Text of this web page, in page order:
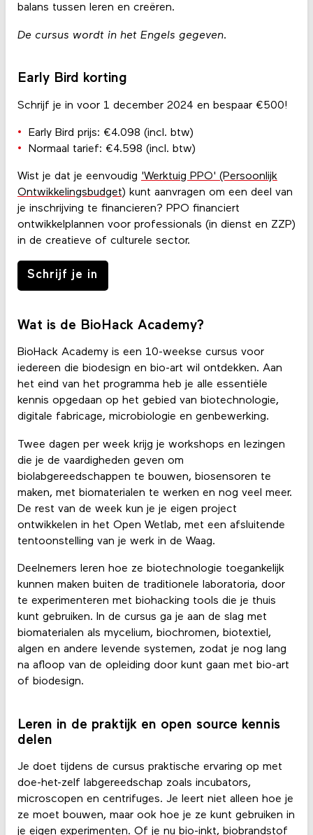
balans tussen leren en creëren.
De cursus wordt in het Engels gegeven.
Early Bird korting
Schrijf je in voor 1 december 2024 en bespaar €500!
Early Bird prijs: €4.098 (incl. btw)
Normaal tarief: €4.598 (incl. btw)
Wist je dat je eenvoudig 'Werktuig PPO' (Persoonlijk
Ontwikkelingsbudget) kunt aanvragen om een deel van
je inschrijving te financieren? PPO financiert
ontwikkelplannen voor professionals (in dienst en ZZP)
in de creatieve of culturele sector.
Schrijf je in
Wat is de BioHack Academy?
BioHack Academy is een 10-weekse cursus voor
iedereen die biodesign en bio-art wil ontdekken. Aan
het eind van het programma heb je alle essentiële
kennis opgedaan op het gebied van biotechnologie,
digitale fabricage, microbiologie en genbewerking.
Twee dagen per week krijg je workshops en lezingen
die je de vaardigheden geven om
biolabgereedschappen te bouwen, biosensoren te
maken, met biomaterialen te werken en nog veel meer.
De rest van de week kun je je eigen project
ontwikkelen in het Open Wetlab, met een afsluitende
tentoonstelling van je werk in de Waag.
Deelnemers leren hoe ze biotechnologie toegankelijk
kunnen maken buiten de traditionele laboratoria, door
te experimenteren met biohacking tools die je thuis
kunt gebruiken. In de cursus ga je aan de slag met
biomaterialen als mycelium, biochromen, biotextiel,
algen en andere levende systemen, zodat je nog lang
na afloop van de opleiding door kunt gaan met bio-art
of biodesign.
Leren in de praktijk en open source kennis
delen
Je doet tijdens de cursus praktische ervaring op met
doe-het-zelf labgereedschap zoals incubators,
microscopen en centrifuges. Je leert niet alleen hoe je
ze moet bouwen, maar ook hoe je ze kunt gebruiken in
je eigen experimenten. Of je nu bio-inkt, biobrandstof